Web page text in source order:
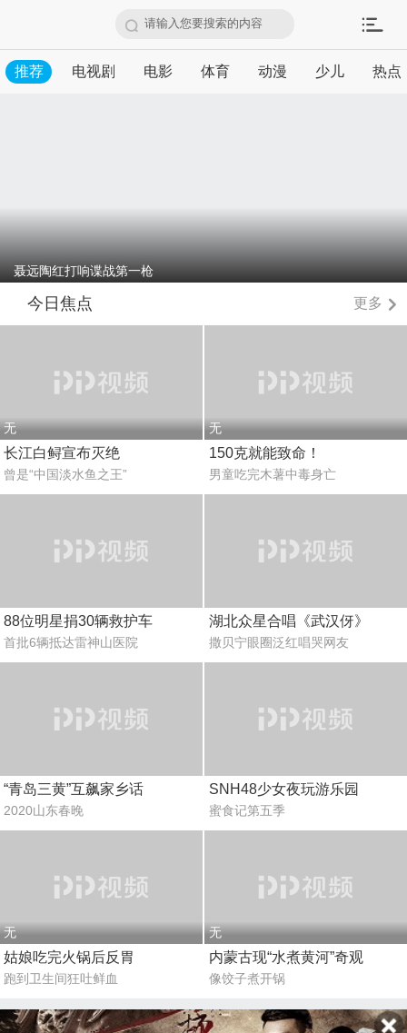
请输入您要搜索的内容
推荐 电视剧 电影 体育 动漫 少儿 热点
聂远陶红打响谍战第一枪
今日焦点 更多
无
长江白鲟宣布灭绝
曾是“中国淡水鱼之王”
无
150克就能致命！
男童吃完木薯中毒身亡
88位明星捐30辆救护车
首批6辆抵达雷神山医院
湖北众星合唱《武汉伢》
撒贝宁眼圈泛红唱哭网友
“青岛三黄”互飙家乡话
2020山东春晚
SNH48少女夜玩游乐园
蜜食记第五季
无
姑娘吃完火锅后反胃
跑到卫生间狂吐鲜血
无
内蒙古现“水煮黄河”奇观
像饺子煮开锅